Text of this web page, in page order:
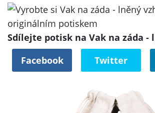
Sdílejte potisk na Vak na záda -
Facebook
Twitter